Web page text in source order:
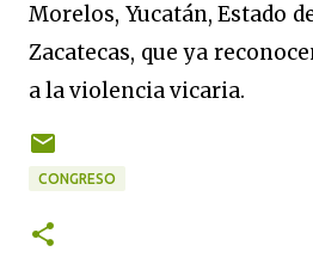
Morelos, Yucatán, Estado
Zacatecas, que ya
a la violencia vicaria.
CONGRESO